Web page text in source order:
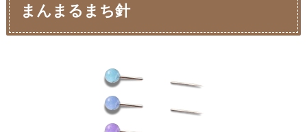
まんまるまち針